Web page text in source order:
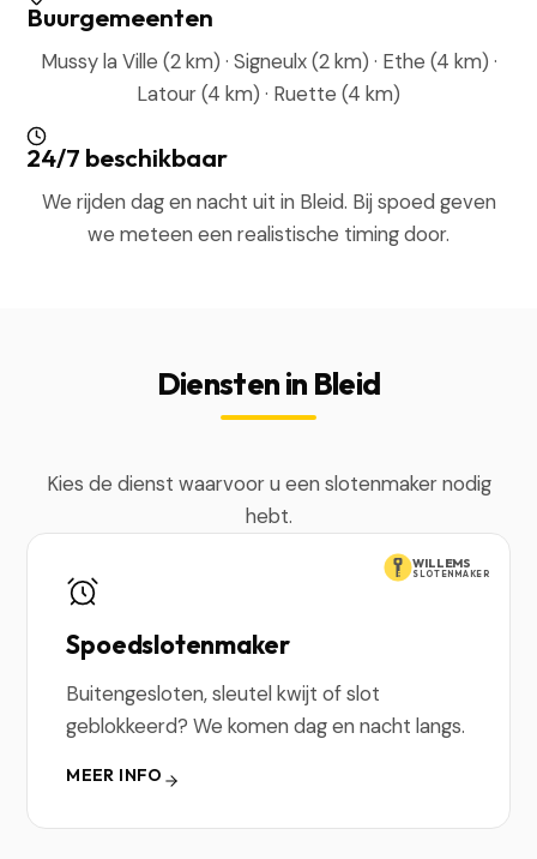
Buurgemeenten
Mussy la Ville (2 km) · Signeulx (2 km) · Ethe (4 km) ·
Latour (4 km) · Ruette (4 km)
24/7 beschikbaar
We rijden dag en nacht uit in Bleid. Bij spoed geven
we meteen een realistische timing door.
Diensten in Bleid
Kies de dienst waarvoor u een slotenmaker nodig
hebt.
WILLEMS
SLOTENMAKER
Spoedslotenmaker
Buitengesloten, sleutel kwijt of slot
geblokkeerd? We komen dag en nacht langs.
MEER INFO